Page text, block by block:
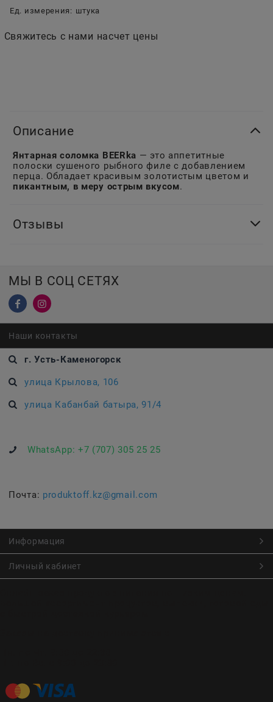
Ед. измерения: штука
Свяжитесь с нами насчет цены
Описание
Янтарная соломка BEERka — это аппетитные
полоски сушеного рыбного филе с добавлением
перца. Обладает красивым золотистым цветом и
пикантным, в меру острым вкусом.
Отзывы
МЫ В СОЦ СЕТЯХ
Наши контакты
г. Усть-Каменогорск
улица Крылова, 106
улица Кабанбай батыра, 91/4
WhatsApp: +7 (707) 305 25 25
Почта: produktoff.kz@gmail.com
Информация
Личный кабинет